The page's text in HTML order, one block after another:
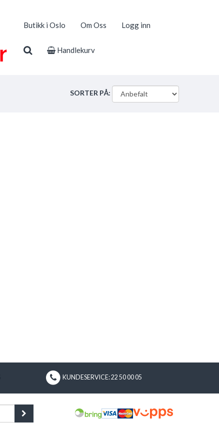
Butikk i Oslo Om Oss Logg inn
Handlekurv
SORTER PÅ:
KUNDESERVICE: 22 50 00 05